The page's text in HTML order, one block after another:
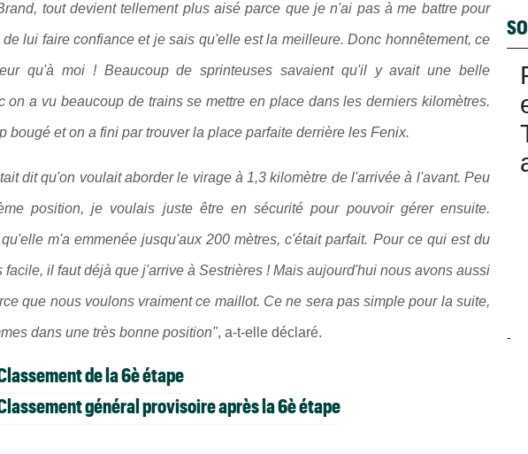
tout devient tellement plus aisé parce que je n'ai pas à me battre pour
lui faire confiance et je sais qu'elle est la meilleure. Donc honnêtement, ce
qu'à moi ! Beaucoup de sprinteuses savaient qu'il y avait une belle
on a vu beaucoup de trains se mettre en place dans les derniers kilomètres.
bougé et on a fini par trouver la place parfaite derrière les Fenix.
dit qu'on voulait aborder le virage à 1,3 kilomètre de l'arrivée à l'avant. Peu
position, je voulais juste être en sécurité pour pouvoir gérer ensuite.
m'a emmenée jusqu'aux 200 mètres, c'était parfait. Pour ce qui est du
il faut déjà que j'arrive à Sestrières ! Mais aujourd'hui nous avons aussi
que nous voulons vraiment ce maillot. Ce ne sera pas simple pour la suite,
dans une très bonne position", a-t-elle déclaré.
de la 6è étape
général provisoire après la 6è étape
-